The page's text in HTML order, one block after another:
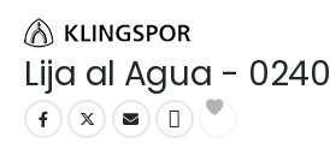
Lija al Agua - 0240